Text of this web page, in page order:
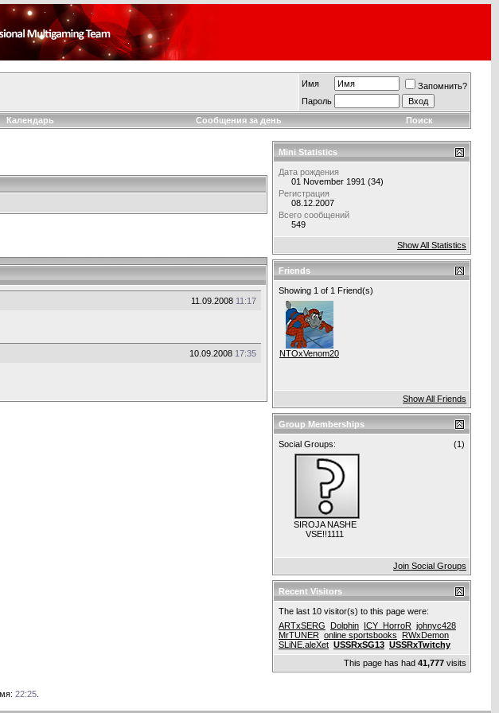
Имя
Запомнить?
Пароль
Календарь Сообщения за день Поиск
11.09.2008 11:17
10.09.2008 17:35
Mini Statistics
Дата рождения
01 November 1991 (34)
Регистрация
08.12.2007
Всего сообщений
549
Show All Statistics
Friends
Showing 1 of 1 Friend(s)
NTOxVenom2008
Show All Friends
Group Memberships
(1)
Social Groups:
SIROJA NASHE
VSE!!1111
Join Social Groups
Recent Visitors
The last 10 visitor(s) to this page were:
ARTxSERG
Dolphin ICY_HorroR johnyc428
MrTUNER online sportsbooks
RWxDemon
SLiNE.aleXet USSRxSG13 USSRxTwitchy
This page has had 41,777 visits
22:25.